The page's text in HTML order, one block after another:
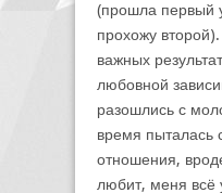
(прошла первый
прохожу
важных
любовной
разошлись с
время пыталась
отношения,
любит, меня всё